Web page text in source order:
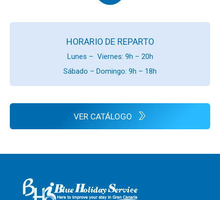
HORARIO DE REPARTO
Lunes – Viernes: 9h – 20h
Sábado – Domingo: 9h – 18h
VER CATÁLOGO